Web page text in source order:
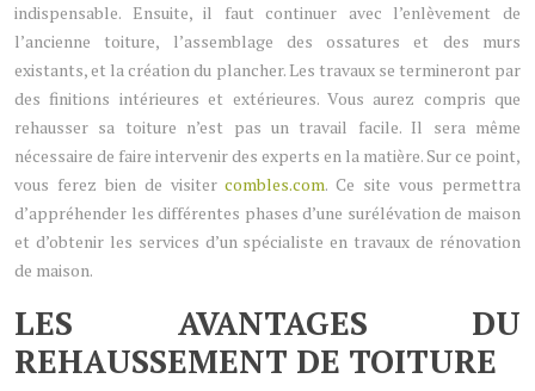
indispensable. Ensuite, il faut continuer avec l’enlèvement de
l’ancienne toiture, l’assemblage des ossatures et des murs
existants, et la création du plancher. Les travaux se termineront par
des finitions intérieures et extérieures. Vous aurez compris que
rehausser sa toiture n’est pas un travail facile. Il sera même
nécessaire de faire intervenir des experts en la matière. Sur ce point,
vous ferez bien de visitercombles.com. Ce site vous permettra
d’appréhender les différentes phases d’une surélévation de maison
et d’obtenir les services d’un spécialiste en travaux de rénovation
de maison.
LES AVANTAGES DU
REHAUSSEMENT DE TOITURE